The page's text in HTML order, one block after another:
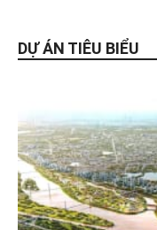
DỰ ÁN TIÊU BIỂU